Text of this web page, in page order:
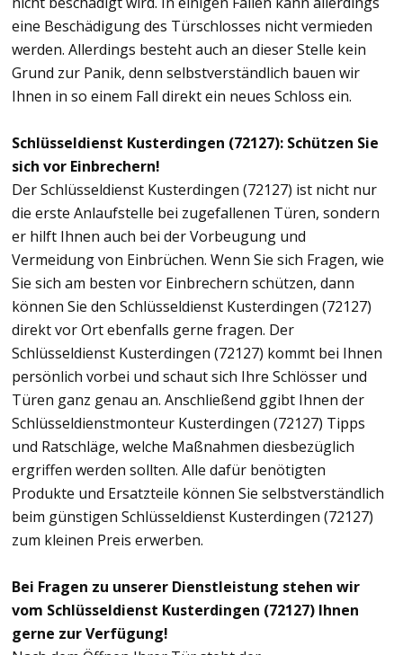
eine Beschädigung des Türschlosses nicht vermieden
werden. Allerdings besteht auch an dieser Stelle kein
Grund zur Panik, denn selbstverständlich bauen wir
Ihnen in so einem Fall direkt ein neues Schloss ein.
Schlüsseldienst Kusterdingen (72127): Schützen Sie
sich vor Einbrechern!
Der Schlüsseldienst Kusterdingen (72127) ist nicht nur
die erste Anlaufstelle bei zugefallenen Türen, sondern
er hilft Ihnen auch bei der Vorbeugung und
Vermeidung von Einbrüchen. Wenn Sie sich Fragen, wie
Sie sich am besten vor Einbrechern schützen, dann
können Sie den Schlüsseldienst Kusterdingen (72127)
direkt vor Ort ebenfalls gerne fragen. Der
Schlüsseldienst Kusterdingen (72127) kommt bei Ihnen
persönlich vorbei und schaut sich Ihre Schlösser und
Türen ganz genau an. Anschließend ggibt Ihnen der
Schlüsseldienstmonteur Kusterdingen (72127) Tipps
und Ratschläge, welche Maßnahmen diesbezüglich
ergriffen werden sollten. Alle dafür benötigten
Produkte und Ersatzteile können Sie selbstverständlich
beim günstigen Schlüsseldienst Kusterdingen (72127)
zum kleinen Preis erwerben.
Bei Fragen zu unserer Dienstleistung stehen wir
vom Schlüsseldienst Kusterdingen (72127) Ihnen
gerne zur Verfügung!